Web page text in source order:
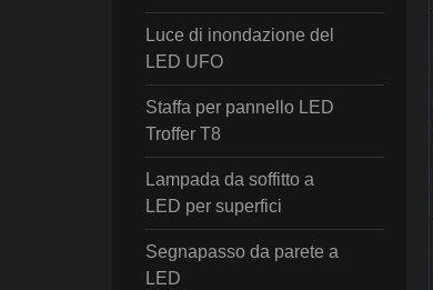
Luce di inondazione del
LED UFO
Staffa per pannello LED
Troffer T8
Lampada da soffitto a
LED per superfici
Segnapasso da parete a
LED